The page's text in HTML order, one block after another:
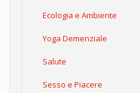
Ecologia e Ambiente
Yoga Demenziale
Salute
Sesso e Piacere